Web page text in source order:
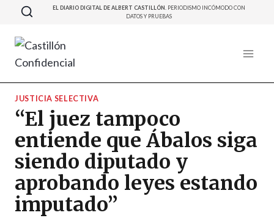
Saltar
contenido
EL DIARIO DIGITAL DE ALBERT CASTILLÓN. PERIODISMO INCÓMODO CON
DATOS Y PRUEBAS
JUSTICIA SELECTIVA
“El juez tampoco
entiende que Ábalos siga
siendo diputado y
aprobando leyes estando
imputado”